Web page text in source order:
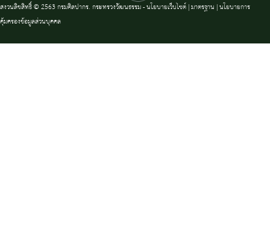
สงวนลิขสิทธิ์ © 2563 กรมศิลปากร. กระทรวงวัฒนธรรม -นโยบายเว็บไซต์|มาตรฐาน |นโยบายการ
คุ้มครองข้อมูลส่วนบุคคล